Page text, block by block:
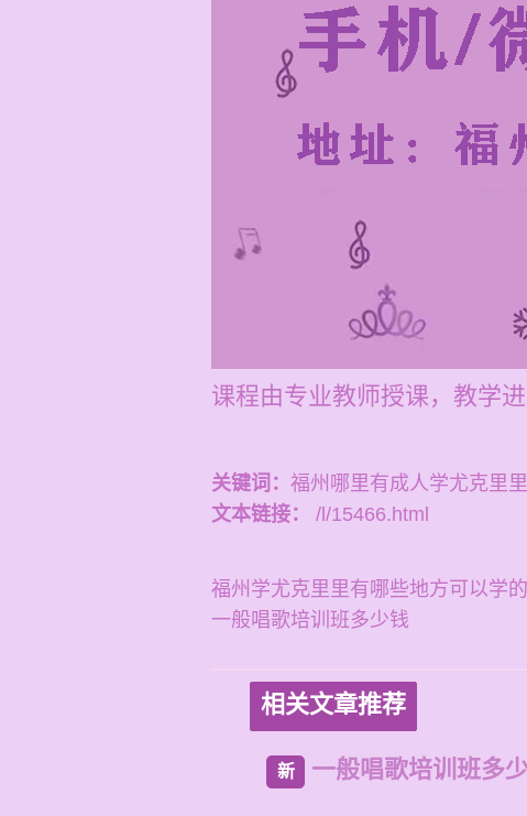
课程由专业教师授课，教学
关键词： 福州哪里有成人学尤克里
文本链接：
/l/15466.html
福州学尤克里里有哪些地方可以学的
一般唱歌培训班多少钱
相关文章推荐
新 一般唱歌培训班多